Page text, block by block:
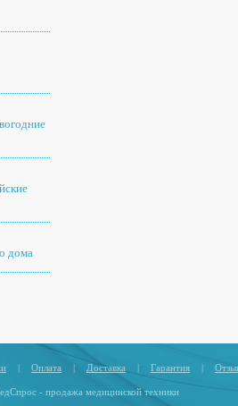
дома
| Оплата | Доставка | Гарантия |
- продажа медицинской техники